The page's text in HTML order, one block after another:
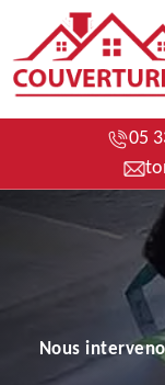
05
Nous